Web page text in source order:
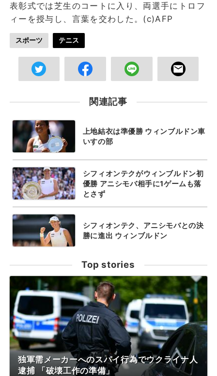
表彰式では芝生のコートに入り、両選手にトロフ
ィーを授与し、言葉を交わした。(c)AFP
スポーツ テニス
関連記事
上地結衣は準優勝 ウィンブルドン車
いすの部
シフィオンテクがウィンブルドン初
優勝 アニシモバ相手に1ゲームも落
とさず
シフィオンテク、アニシモバとの決
勝に進出 ウィンブルドン
Top stories
独軍需メーカーへのスパイ行為でウクライナ人
逮捕 「破壊工作の準備」